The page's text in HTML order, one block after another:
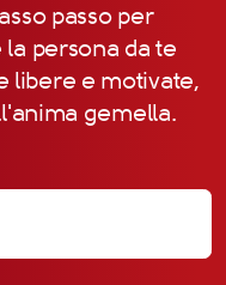
passo per
persona da te
libere e motivate,
gemella.